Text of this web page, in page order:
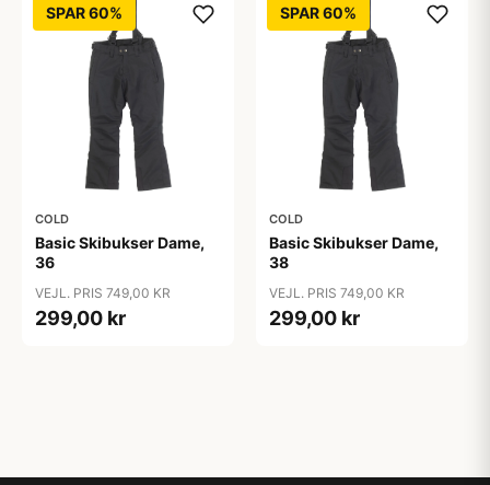
SPAR 60%
COLD
Basic Skibukser Dame,
36
VEJL. PRIS 749,00 KR
299,00 kr
SPAR 60%
COLD
Basic Skibukser Dame,
38
VEJL. PRIS 749,00 KR
299,00 kr